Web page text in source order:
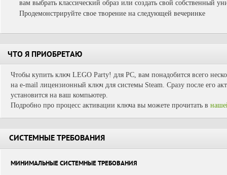
вам выбрать классический образ или создать свой собственный
Продемонстрируйте свое творение на следующей вечеринке
ЧТО Я ПРИОБРЕТАЮ
Чтобы купить ключ LEGO Party! для PC, вам понадобится всего
на e-mail лицензионный ключ для системы Steam. Сразу после его
установится на ваш компьютер.
Подробно про процесс активации ключа вы можете прочитать в
СИСТЕМНЫЕ ТРЕБОВАНИЯ
МИНИМАЛЬНЫЕ СИСТЕМНЫЕ ТРЕБОВАНИЯ